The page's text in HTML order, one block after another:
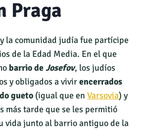
Praga
y la comunidad judía fue partícipe
de la Edad Media. En el que
barrio deJosefov, los judíos
y obligados a vivirencerrados
gueto (igual que en Varsovia) y
más tarde que se les permitió
vida junto al barrio antiguo de la